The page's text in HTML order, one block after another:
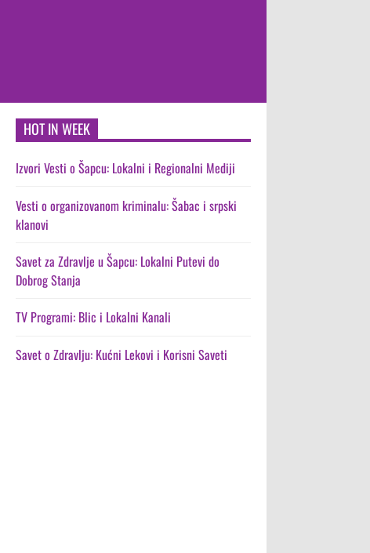
HOT IN WEEK
Izvori Vesti o Šapcu: Lokalni i Regionalni Mediji
Vesti o organizovanom kriminalu: Šabac i srpski
klanovi
Savet za Zdravlje u Šapcu: Lokalni Putevi do
Dobrog Stanja
TV Programi: Blic i Lokalni Kanali
Savet o Zdravlju: Kućni Lekovi i Korisni Saveti